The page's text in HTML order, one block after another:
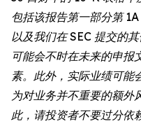
包括该报告第一部分第
以及我们在 SEC 提交的
可能会不时在未来的申报
素。此外，实际业绩可能
为对业务并不重要的额外
此，请投资者不要过分依